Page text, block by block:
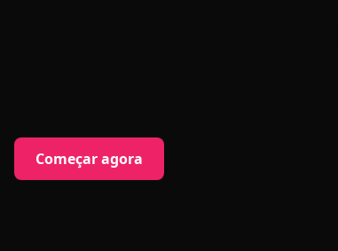
Começar agora